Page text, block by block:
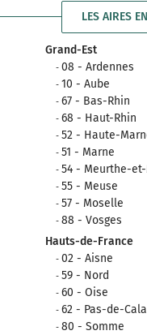
LES AIRES
Grand-Est
08 - Ardennes
10 - Aube
67 - Bas-Rhin
68 - Haut-Rhin
52 - Haute-
51 - Marne
54 - Meurthe-
55 - Meuse
57 - Moselle
88 - Vosges
Hauts-de-France
02 - Aisne
59 - Nord
60 - Oise
62 - Pas-de-
80 - Somme